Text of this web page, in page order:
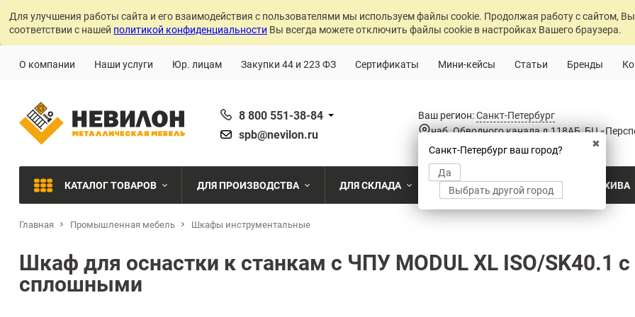
Для улучшения работы сайта и его взаимодействия с пользователями мы используем файлы cookie. Продолжая работу с сайтом,
соответствии с нашей политикой конфиденциальности Вы всегда можете отключить файлы cookie в настройках Вашего браузера.
О компании Наши услуги Юр. лицам Закупки 44 и 223 ФЗ Сертификаты Мини-кейсы Статьи Бренды
8 800 551-38-84
spb@nevilon.ru
Ваш регион:Санкт-Петербург
✖
Санкт-Петербург ваш город?
Да
Выбрать другой город
наб. Обводного канала д.118АБ, БЦ
MS Standart
MS Strong
Полочные
Архивные
Для
Для
МЕТАЛЛИЧЕСКИЕ ШКАФЫ
КАТАЛОГ ТОВАРОВ
Швейное производство
ДЛЯ ПРОИЗВОДСТВА
Склад временного хранения
ДЛЯ СКЛАДА
Раздевалка на пищевом производстве
ДЛЯ РАЗДЕВАЛОК ДЛЯ АРХИВА
Главная Промышленная мебель Шкафы инструментальные
Шкаф для оснастки к станкам с ЧПУ MODUL XL ISO/SK40.1
сплошными